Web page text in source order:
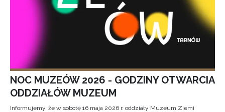
NOC MUZEÓW 2026 - GODZINY OTWARCIA
ODDZIAŁÓW MUZEUM
Informujemy, że w sobotę 16 maja 2026 r. oddziały Muzeum Ziemi